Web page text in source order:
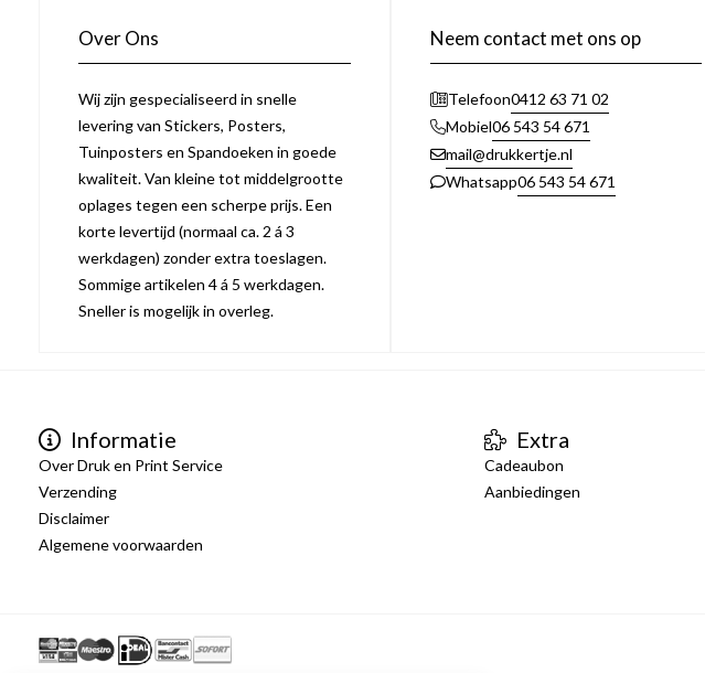
Over Ons
Wij zijn gespecialiseerd in snelle
levering van Stickers, Posters,
Tuinposters en Spandoeken in goede
kwaliteit. Van kleine tot middelgrootte
oplages tegen een scherpe prijs. Een
korte levertijd (normaal ca. 2 á 3
werkdagen) zonder extra toeslagen.
Sommige artikelen 4 á 5 werkdagen.
Sneller is mogelijk in overleg.
Neem contact met ons op
Telefoon0412 63 71 02
Mobiel06 543 54 671
mail@drukkertje.nl
Whatsapp06 543 54 671
Informatie
Over Druk en Print Service
Verzending
Disclaimer
Algemene voorwaarden
Extra
Cadeaubon
Aanbiedingen